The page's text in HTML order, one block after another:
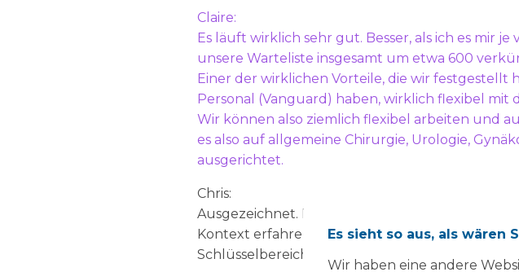
Claire:
Es läuft wirklich sehr gut. Besser, als ich es mir
unsere Warteliste insgesamt um etwa 600
Einer der wirklichen Vorteile, die wir festgestellt
Personal (Vanguard) haben, wirklich flexibel
Wir können also ziemlich flexibel arbeiten und
es also auf allgemeine Chirurgie, Urologie,
ausgerichtet.
Chris:
Ausgezeichnet. Es wäre wirklich gut, wenn Sie
Kontext erfahren würden, wie sich der Trust
Schlüsselbereiche Sie berücksichtigt haben,
Es sieht so aus, als wären
Wir haben eine andere